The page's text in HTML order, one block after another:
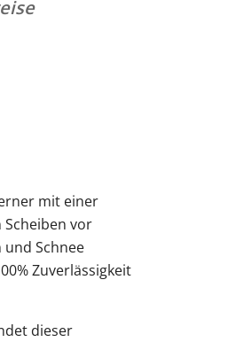
mit einer
Scheiben vor
Schnee
Zuverlässigkeit
dieser